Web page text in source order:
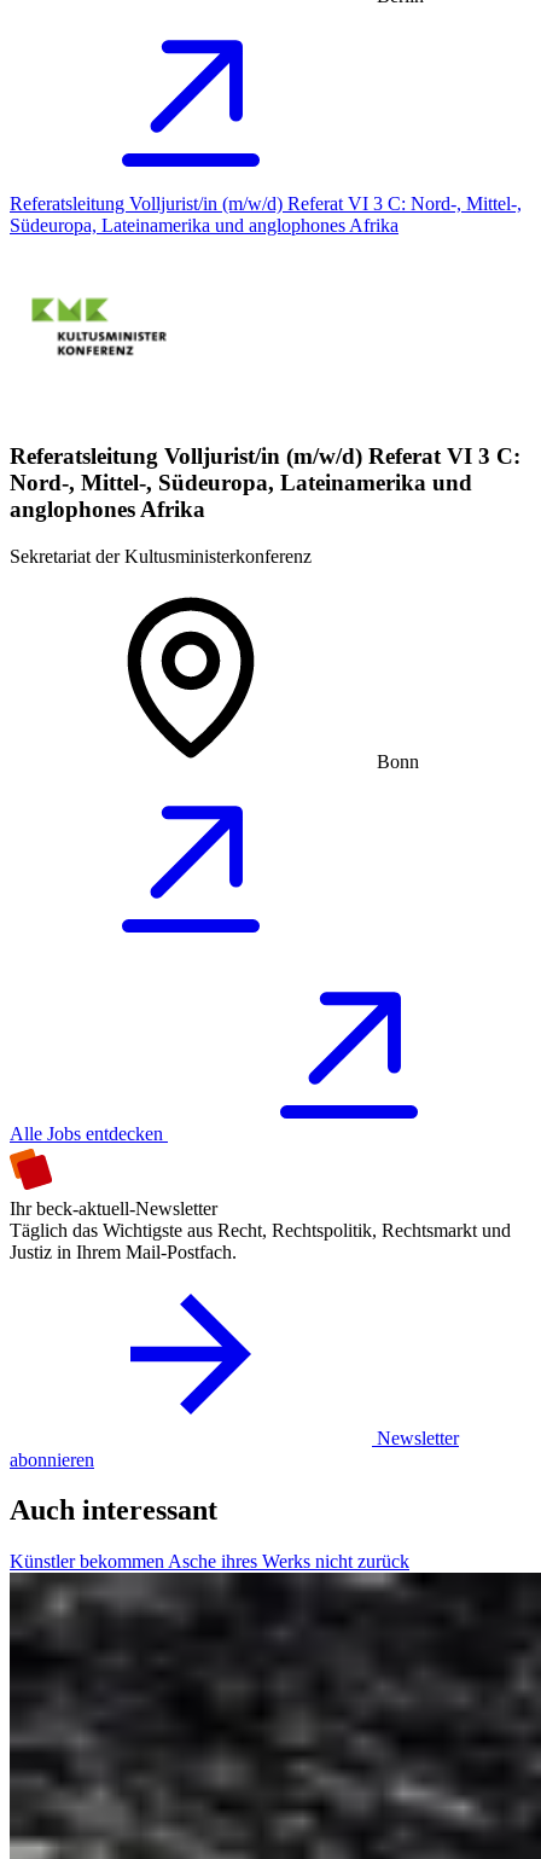
Referatsleitung Volljurist/in (m/w/d) Referat VI 3 C: Nord-, Mittel-,
Südeuropa, Lateinamerika und anglophones Afrika
Referatsleitung Volljurist/in (m/w/d) Referat VI 3 C:
Nord-, Mittel-, Südeuropa, Lateinamerika und
anglophones Afrika
Sekretariat der Kultusministerkonferenz
Bonn
Alle Jobs entdecken
Ihr beck-aktuell-Newsletter
Täglich das Wichtigste aus Recht, Rechtspolitik, Rechtsmarkt und
Justiz in Ihrem Mail-Postfach.
Newsletter
abonnieren
Auch interessant
Künstler bekommen Asche ihres Werks nicht zurück